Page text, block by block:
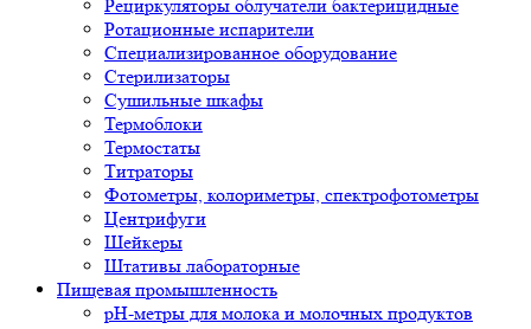
Рециркуляторы облучатели бактерицидные
Ротационные испарители
Специализированное оборудование
Стерилизаторы
Сушильные шкафы
Термоблоки
Термостаты
Титраторы
Фотометры, колориметры, спектрофотометры
Центрифуги
Шейкеры
Штативы лабораторные
Пищевая промышленность
pH-метры для молока и молочных продуктов